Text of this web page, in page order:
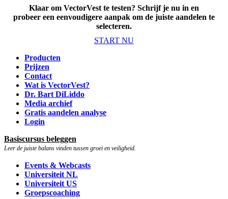
Klaar om VectorVest te testen? Schrijf je nu in en
probeer een eenvoudigere aanpak om de juiste aandelen te
selecteren.
START NU
Producten
Prijzen
Contact
Wat is VectorVest?
Dr. Bart DiLiddo
Media archief
Gratis aandelen analyse
Login
Basiscursus beleggen
Leer de juiste balans vinden tussen groei en veiligheid.
Events & Webcasts
Universiteit NL
Universiteit US
Groepscoaching